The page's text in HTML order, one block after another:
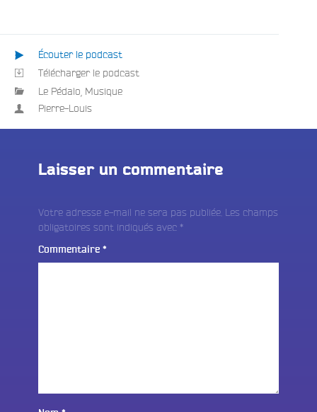
:
Écouter le podcast
Télécharger le podcast
Le Pédalo Musique
Pierre-Louis
Laisser un commentaire
Votre adresse e-mail ne sera pas publiée. Les champs
obligatoires sont indiqués avec *
Commentaire *